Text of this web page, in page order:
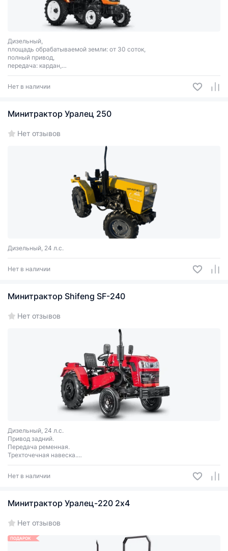
Дизельный,
площадь обрабатываемой земли: от 30 соток,
полный привод,
передача: кардан,
вид сцепного соединения: 3 точки,
Нет в наличии
Минитрактор Уралец 250
Нет отзывов
Дизельный, 24 л.с.
Нет в наличии
Минитрактор Shifeng SF-240
Нет отзывов
Дизельный, 24 л.с.
Привод задний.
Передача ременная.
Трехточечная навеска.
ВОМ 540 об/мин, КПП 6+2, колесная формула 4х2, передние и задние
Нет в наличии
Минитрактор Уралец-220 2x4
Нет отзывов
ПОДАРОК